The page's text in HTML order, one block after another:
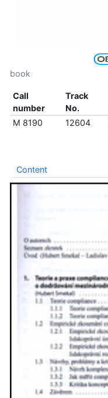
book
Call
number
Track
No.
M 8190 12604
Content